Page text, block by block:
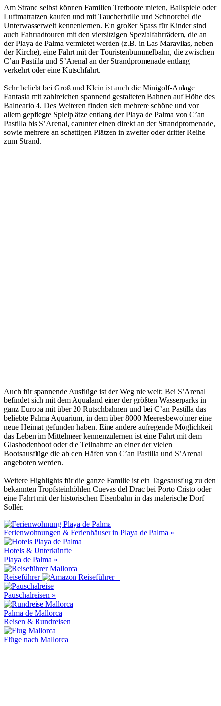
Am Strand selbst können Familien Tretboote mieten, Ballspiele oder
Luftmatratzen kaufen und mit Taucherbrille und Schnorchel die
Unterwasserwelt kennenlernen. Ein großer Spass für Kinder sind
auch Fahrradtouren mit den viersitzigen Spezialfahrrädern, die an
der Playa de Palma vermietet werden (z.B. in Las Maravilas, neben
der Kirche), eine Fahrt mit der Touristenbummelbahn, die zwischen
C’an Pastilla und S’Arenal an der Strandpromenade entlang
verkehrt oder eine Kutschfahrt.
Sehr beliebt bei Groß und Klein ist auch die Minigolf-Anlage
Fantasia mit zahlreichen spannend gestalteten Bahnen auf Höhe des
Balneario 4. Des Weiteren finden sich mehrere schöne und vor
allem gepflegte Spielplätze entlang der Playa de Palma von C’an
Pastilla bis S’Arenal, darunter einen direkt an der Strandpromenade,
sowie mehrere an schattigen Plätzen in zweiter oder dritter Reihe
zum Strand.
Auch für spannende Ausflüge ist der Weg nie weit: Bei S’Arenal
befindet sich mit dem Aqualand einer der größten Wasserparks in
ganz Europa mit über 20 Rutschbahnen und bei C’an Pastilla das
beliebte Palma Aquarium, in dem über 8000 Meeresbewohner eine
neue Heimat gefunden haben. Eine andere aufregende Möglichkeit
das Leben im Mittelmeer kennenzulernen ist eine Fahrt mit dem
Glasbodenboot oder die Teilnahme an einer der vielen
Bootsausflüge die ab den Häfen von C’an Pastilla und S’Arenal
angeboten werden.
Weitere Highlights für die ganze Familie ist ein Tagesausflug zu den
bekannten Tropfsteinhöhlen Cuevas del Drac bei Porto Cristo oder
eine Fahrt mit der historischen Eisenbahn in das malerische Dorf
Sollér.
Ferienwohnungen & Ferienhäuser in Playa de Palma »
Hotels & Unterkünfte
Playa de Palma »
Reiseführer
Pauschalreisen »
Palma de Mallorca
Reisen & Rundreisen
Flüge nach Mallorca